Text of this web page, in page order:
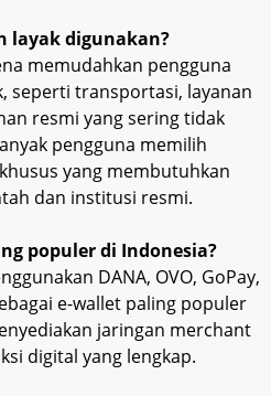
layak digunakan?
memudahkan pengguna
seperti transportasi, layanan
resmi yang sering tidak
pengguna memilih
yang membutuhkan
dan institusi resmi.
populer di Indonesia?
DANA, OVO, GoPay,
e-wallet paling populer
jaringan merchant
digital yang lengkap.